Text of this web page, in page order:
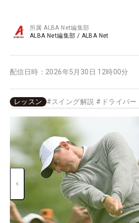
所属ALBA Net編集部
ALBA Net編集部 / ALBA Net
配信日時： 2026年5月30日 12時00分
レッスン #スイング解説 # ドライバー